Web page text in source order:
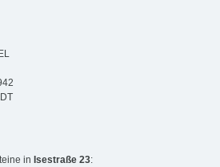
in Isestraße 23: